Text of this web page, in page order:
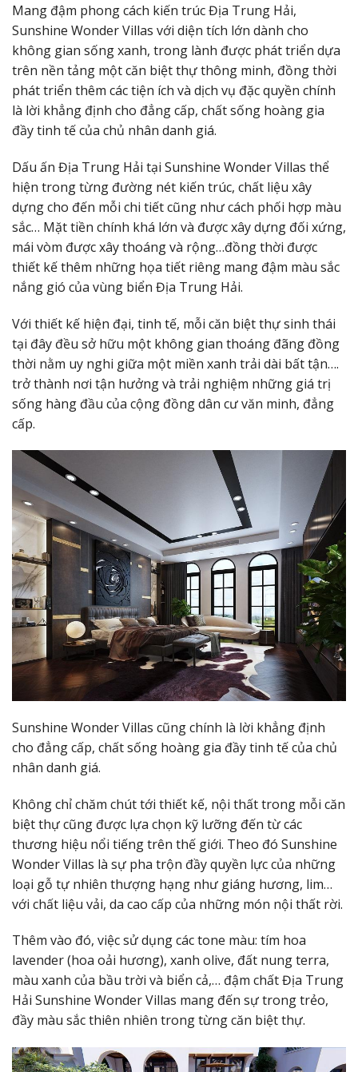
Mang đậm phong cách kiến trúc Địa Trung Hải,
Sunshine Wonder Villas với diện tích lớn dành cho
không gian sống xanh, trong lành được phát triển dựa
trên nền tảng một căn biệt thự thông minh, đồng thời
phát triển thêm các tiện ích và dịch vụ đặc quyền chính
là lời khẳng định cho đẳng cấp, chất sống hoàng gia
đầy tinh tế của chủ nhân danh giá.
Dấu ấn Địa Trung Hải tại Sunshine Wonder Villas thể
hiện trong từng đường nét kiến trúc, chất liệu xây
dựng cho đến mỗi chi tiết cũng như cách phối hợp màu
sắc… Mặt tiền chính khá lớn và được xây dựng đối xứng,
mái vòm được xây thoáng và rộng…đồng thời được
thiết kế thêm những họa tiết riêng mang đậm màu sắc
nắng gió của vùng biển Địa Trung Hải.
Với thiết kế hiện đại, tinh tế, mỗi căn biệt thự sinh thái
tại đây đều sở hữu một không gian thoáng đãng đồng
thời nằm uy nghi giữa một miền xanh trải dài bất tận….
trở thành nơi tận hưởng và trải nghiệm những giá trị
sống hàng đầu của cộng đồng dân cư văn minh, đẳng
cấp.
Sunshine Wonder Villas cũng chính là lời khẳng định
cho đẳng cấp, chất sống hoàng gia đầy tinh tế của chủ
nhân danh giá.
Không chỉ chăm chút tới thiết kế, nội thất trong mỗi căn
biệt thự cũng được lựa chọn kỹ lưỡng đến từ các
thương hiệu nổi tiếng trên thế giới. Theo đó Sunshine
Wonder Villas là sự pha trộn đầy quyền lực của những
loại gỗ tự nhiên thượng hạng như giáng hương, lim…
với chất liệu vải, da cao cấp của những món nội thất rời.
Thêm vào đó, việc sử dụng các tone màu: tím hoa
lavender (hoa oải hương), xanh olive, đất nung terra,
màu xanh của bầu trời và biển cả,… đậm chất Địa Trung
Hải Sunshine Wonder Villas mang đến sự trong trẻo,
đầy màu sắc thiên nhiên trong từng căn biệt thự.